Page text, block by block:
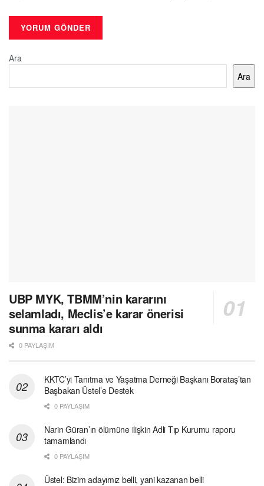
Ara
Ara
UBP MYK, TBMM’nin kararını
selamladı, Meclis’e karar önerisi
sunma kararı aldı
0 PAYLAŞIM
KKTC’yi Tanıtma ve Yaşatma Derneği Başkanı Borataş’tan
Başbakan Üstel’e Destek
0 PAYLAŞIM
Narin Güran’ın ölümüne ilişkin Adli Tıp Kurumu raporu
tamamlandı
0 PAYLAŞIM
Üstel: Bizim adayımız belli, yani kazanan belli